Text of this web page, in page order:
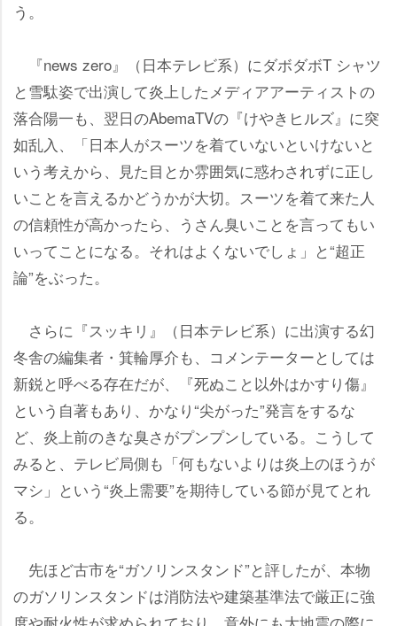
う。
『news zero』（日本テレビ系）にダボダボT シャツ
と雪駄姿で出演して炎上したメディアアーティストの
落合陽一も、翌日のAbemaTVの『けやきヒルズ』に突
如乱入、「日本人がスーツを着ていないといけないと
いう考えから、見た目とか雰囲気に惑わされずに正し
いことを言えるかどうかが大切。スーツを着て来た人
の信頼性が高かったら、うさん臭いことを言ってもい
いってことになる。それはよくないでしょ」と“超正
論”をぶった。
さらに『スッキリ』（日本テレビ系）に出演する幻
冬舎の編集者・箕輪厚介も、コメンテーターとしては
新鋭と呼べる存在だが、『死ぬこと以外はかすり傷』
という自著もあり、かなり“尖がった”発言をするな
ど、炎上前のきな臭さがプンプンしている。こうして
みると、テレビ局側も「何もないよりは炎上のほうが
マシ」という“炎上需要”を期待している節が見てとれ
る。
先ほど古市を“ガソリンスタンド”と評したが、本物
のガソリンスタンドは消防法や建築基準法で厳正に強